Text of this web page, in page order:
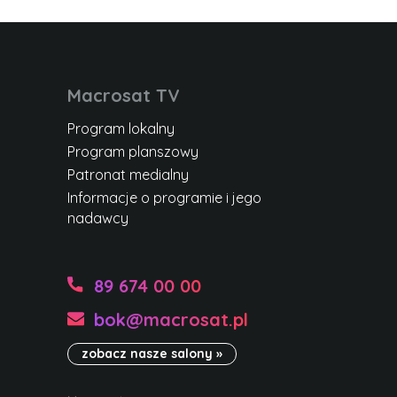
Macrosat TV
Program lokalny
Program planszowy
Patronat medialny
Informacje o programie i jego
nadawcy
89 674 00 00
bok@macrosat.pl
zobacz nasze salony »